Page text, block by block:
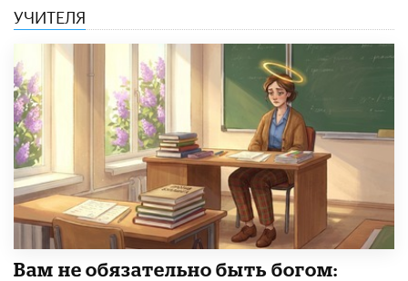
УЧИТЕЛЯ
​Вам не обязательно быть богом: